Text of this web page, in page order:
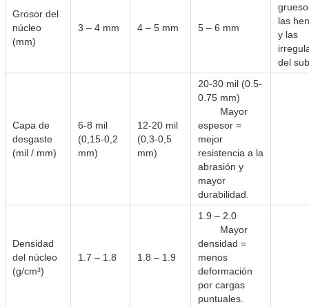
Grosor del
núcleo
(mm)
3 – 4 mm 4 – 5 mm 5 – 6 mm
las
y las
del
Capa de
desgaste
(mil / mm)
6-8 mil
(0,15-0,2
mm)
12-20 mil
(0,3-0,5
mm)
20-30 mil (0.5-
0.75 mm)
Mayor
espesor =
mejor
resistencia a la
abrasión y
mayor
durabilidad.
Densidad
del núcleo
(g/cm³)
1.7 – 1.8 1.8 – 1.9
1.9 – 2.0
Mayor
densidad =
menos
deformación
por cargas
puntuales.